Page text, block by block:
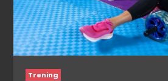
Trening